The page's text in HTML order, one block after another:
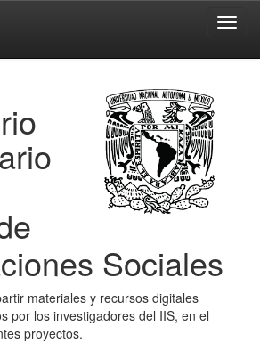
Sociales
materiales y recursos digitales
por los investigadores del IIS, en el
proyectos.